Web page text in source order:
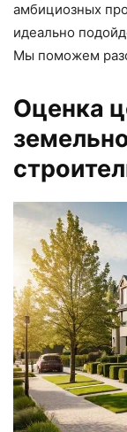
амбициозных
идеально
Мы поможем
Оценка